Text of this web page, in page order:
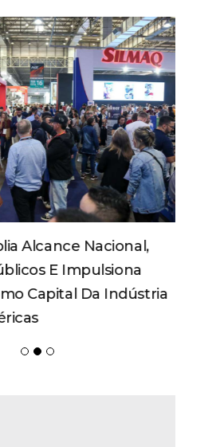
Alcance Nacional,
E Impulsiona
Capital Da Indústria